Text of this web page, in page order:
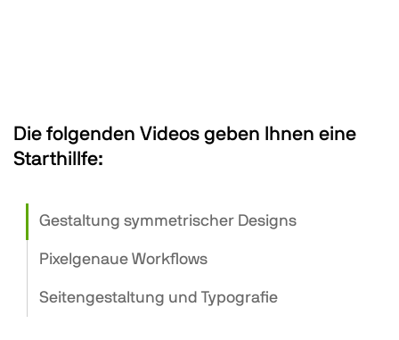
Die folgenden Videos geben Ihnen eine
Starthillfe:
Gestaltung symmetrischer Designs
Pixelgenaue Workflows
Seitengestaltung und Typografie